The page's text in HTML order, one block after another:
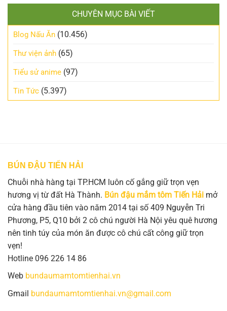
CHUYÊN MỤC BÀI VIẾT
Blog Nấu Ăn (10.456)
Thư viện ảnh (65)
Tiểu sử anime (97)
Tin Tức (5.397)
BÚN ĐẬU TIẾN HẢI
Chuỗi nhà hàng tại TP.HCM luôn cố gắng giữ trọn vẹn
hương vị từ đất Hà Thành. Bún đậu mắm tôm Tiến Hải mở
cửa hàng đầu tiên vào năm 2014 tại số 409 Nguyễn Tri
Phương, P5, Q10 bởi 2 cô chú người Hà Nội yêu quê hương
nên tinh túy của món ăn được cô chú cất công giữ trọn
vẹn!
Hotline 096 226 14 86
Web bundaumamtomtienhai.vn
Gmail bundaumamtomtienhai.vn@gmail.com